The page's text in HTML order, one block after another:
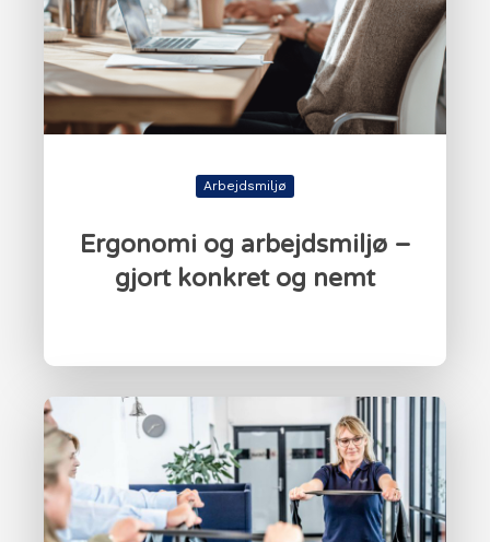
Arbejdsmiljø
Ergonomi og arbejdsmiljø –
gjort konkret og nemt